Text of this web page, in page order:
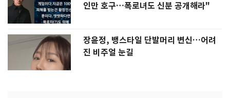
인만 호구…폭로녀도 신분 공개해라"
장윤정, 뱅스타일 단발머리 변신…어려
진 비주얼 눈길